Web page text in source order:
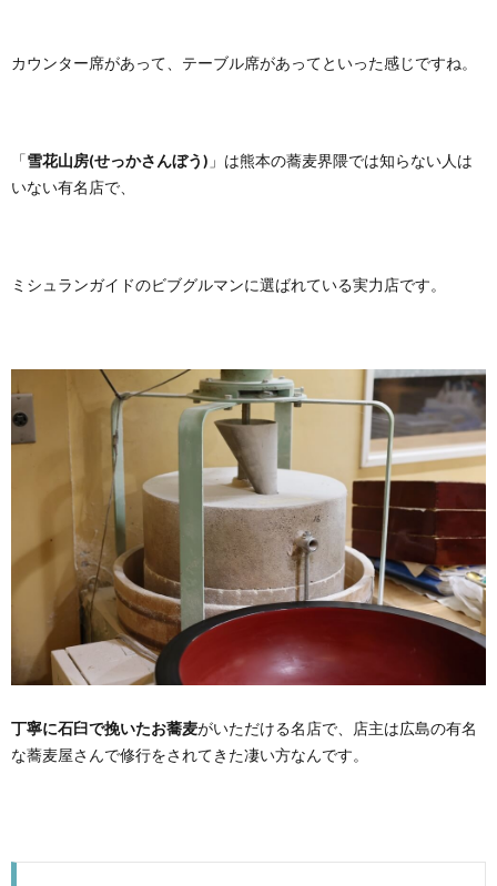
カウンター席があって、テーブル席があってといった感じですね。
「雪花山房(せっかさんぼう) 」は熊本の蕎麦界隈では知らない人は
いない有名店で、
ミシュランガイドのビブグルマンに選ばれている実力店です。
丁寧に石臼で挽いたお蕎麦がいただける名店で、店主は広島の有名
な蕎麦屋さんで修行をされてきた凄い方なんです。